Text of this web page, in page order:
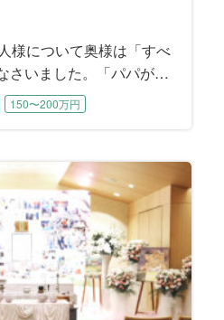
様について奥様は「すべ
さいました。「パパが全
私は何も出来なく
涙するお母様に、二人
音楽鑑賞がご趣味だった
様を『格好良く送る』こ
なりました。
150〜200万円